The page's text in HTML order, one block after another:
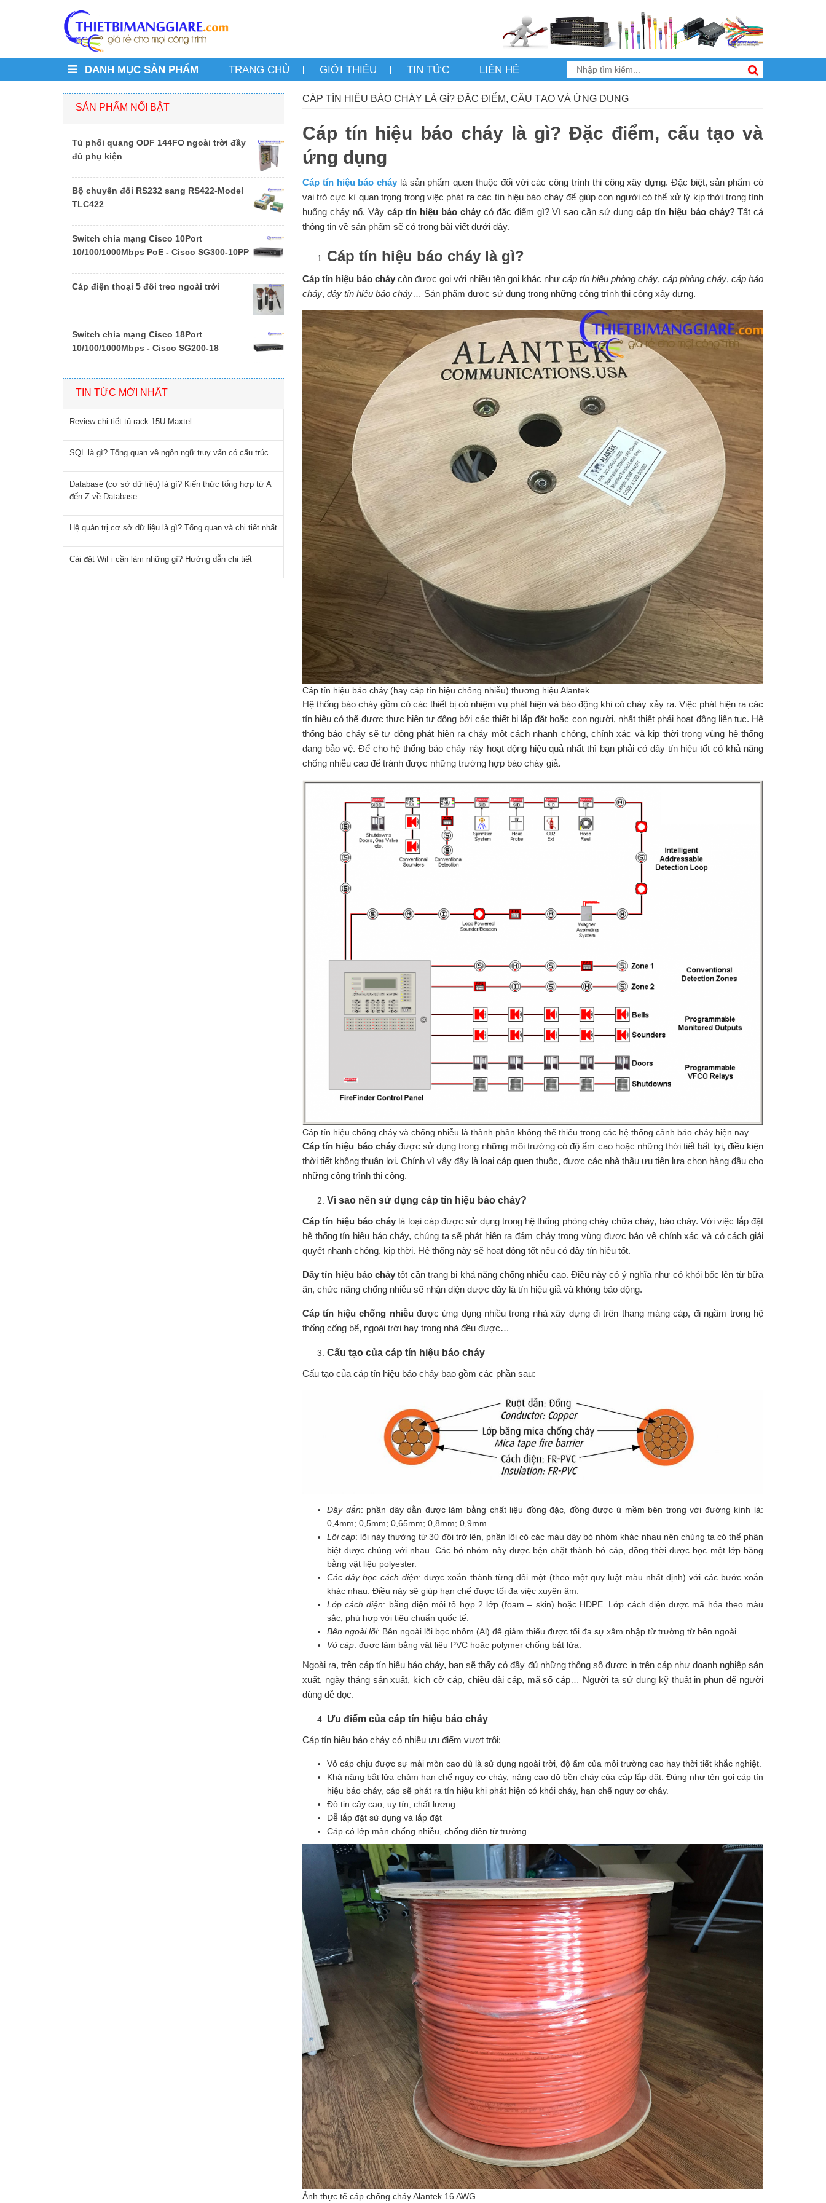
DANH MỤC SẢN PHẨM TRANG CHỦ GIỚI THIỆU TIN TỨC LIÊN HỆ
CÁP TÍN HIỆU BÁO CHÁY LÀ GÌ? ĐẶC ĐIỂM, CẤU TẠO VÀ ỨNG DỤNG
Cáp tín hiệu báo cháy là gì? Đặc điểm, cấu tạo và
ứng dụng
Cáp tín hiệu báo cháy là sản phẩm quen thuộc đối với các công trình thi công xây dựng. Đặc biệt, sản phẩm có
vai trò cực kì quan trọng trong việc phát ra các tín hiệu báo cháy để giúp con người có thể xử lý kịp thời trong tình
huống cháy nổ. Vậy cáp tín hiệu báo cháycó đặc điểm gì? Vì sao cần sử dụngcáp tín hiệu báo cháy? Tất cả
thông tin về sản phẩm sẽ có trong bài viết dưới đây.
Cáp tín hiệu báo cháy là gì?
Cáp tín hiệu báo cháycòn được gọi với nhiều tên gọi khác như cáp tín hiệu phòng cháy, cáp phòng cháy, cáp báo
cháy, dây tín hiệu báo cháy… Sản phẩm được sử dụng trong những công trình thi công xây dựng.
Cáp tín hiệu báo cháy (hay cáp tín hiệu chống nhiễu) thương hiệu Alantek
Hệ thống báo cháy gồm có các thiết bị có nhiệm vụ phát hiện và báo động khi có cháy xảy ra. Việc phát hiện ra các
tín hiệu có thể được thực hiện tự động bởi các thiết bị lắp đặt hoặc con người, nhất thiết phải hoạt động liên tục. Hệ
thống báo cháy sẽ tự động phát hiện ra cháy một cách nhanh chóng, chính xác và kịp thời trong vùng hệ thống
đang bảo vệ. Để cho hệ thống báo cháy này hoạt động hiệu quả nhất thì bạn phải có dây tín hiệu tốt có khả năng
chống nhiễu cao để tránh được những trường hợp báo cháy giả.
Cáp tín hiệu chống cháy và chống nhiễu là thành phần không thể thiếu trong các hệ thống cảnh báo cháy hiện nay
Cáp tín hiệu báo cháyđược sử dụng trong những môi trường có độ ẩm cao hoặc những thời tiết bất lợi, điều kiện
thời tiết không thuận lợi. Chính vì vậy đây là loại cáp quen thuộc, được các nhà thầu ưu tiên lựa chọn hàng đầu cho
những công trình thi công.
Vì sao nên sử dụng cáp tín hiệu báo cháy?
Cáp tín hiệu báo cháy là loại cáp được sử dụng trong hệ thống phòng cháy chữa cháy, báo cháy. Với việc lắp đặt
hệ thống tín hiệu báo cháy, chúng ta sẽ phát hiện ra đám cháy trong vùng được bảo vệ chính xác và có cách giải
quyết nhanh chóng, kịp thời. Hệ thống này sẽ hoạt động tốt nếu có dây tín hiệu tốt.
Dây tín hiệu báo cháy tốt cần trang bị khả năng chống nhiễu cao. Điều này có ý nghĩa như có khói bốc lên từ bữa
ăn, chức năng chống nhiễu sẽ nhận diện được đây là tín hiệu giả và không báo động.
Cáp tín hiệu chống nhiễuđược ứng dụng nhiều trong nhà xây dựng đi trên thang máng cáp, đi ngầm trong hệ
thống cống bể, ngoài trời hay trong nhà đều được…
Cấu tạo của cáp tín hiệu báo cháy
Cấu tạo của cáp tín hiệu báo cháy bao gồm các phần sau:
Dây dẫn: phần dây dẫn được làm bằng chất liệu đồng đặc, đồng được ủ mềm bên trong với đường kính là:
0,4mm; 0,5mm; 0,65mm; 0,8mm; 0,9mm.
Lõi cáp: lõi này thường từ 30 đôi trở lên, phần lõi có các màu dây bó nhóm khác nhau nên chúng ta có thể phân
biệt được chúng với nhau. Các bó nhóm này được bện chặt thành bó cáp, đồng thời được bọc một lớp băng
bằng vật liệu polyester.
Các dây bọc cách điện: được xoắn thành từng đôi một (theo một quy luật màu nhất định) với các bước xoắn
khác nhau. Điều này sẽ giúp hạn chế được tối đa việc xuyên âm.
Lớp cách điện: bằng điện môi tổ hợp 2 lớp (foam – skin) hoặc HDPE. Lớp cách điện được mã hóa theo màu
sắc, phù hợp với tiêu chuẩn quốc tế.
Bên ngoài lõi: Bên ngoài lõi bọc nhôm (Al) để giảm thiểu được tối đa sự xâm nhập từ trường từ bên ngoài.
Vỏ cáp: được làm bằng vật liệu PVC hoặc polymer chống bắt lửa.
Ngoài ra, trên cáp tín hiệu báo cháy, bạn sẽ thấy có đầy đủ những thông số được in trên cáp như doanh nghiệp sản
xuất, ngày tháng sản xuất, kích cỡ cáp, chiều dài cáp, mã số cáp… Người ta sử dụng kỹ thuật in phun để người
dùng dễ đọc.
Ưu điểm của cáp tín hiệu báo cháy
Cáp tín hiệu báo cháy có nhiều ưu điểm vượt trội:
Vỏ cáp chịu được sự mài mòn cao dù là sử dụng ngoài trời, độ ẩm của môi trường cao hay thời tiết khắc nghiệt.
Khả năng bắt lửa chậm hạn chế nguy cơ cháy, nâng cao độ bền cháy của cáp lắp đặt. Đúng như tên gọi cáp tín
hiệu báo cháy, cáp sẽ phát ra tín hiệu khi phát hiện có khói cháy, hạn chế nguy cơ cháy.
Độ tin cậy cao, uy tín, chất lượng
Dễ lắp đặt sử dụng và lắp đặt
Cáp có lớp màn chống nhiễu, chống điện từ trường
Ảnh thực tế cáp chống cháy Alantek 16 AWG
SẢN PHẨM NỔI BẬT
Tủ phối quang ODF 144FO ngoài trời đầy
đủ phụ kiện
Bộ chuyển đổi RS232 sang RS422-Model
TLC422
Switch chia mạng Cisco 10Port
10/100/1000Mbps PoE - Cisco SG300-10PP
Cáp điện thoại 5 đôi treo ngoài trời
Switch chia mạng Cisco 18Port
10/100/1000Mbps - Cisco SG200-18
TIN TỨC MỚI NHẤT
Review chi tiết tủ rack 15U Maxtel
SQL là gì? Tổng quan về ngôn ngữ truy vấn có cấu trúc
Database (cơ sở dữ liệu) là gì? Kiến thức tổng hợp từ A
đến Z về Database
Hệ quản trị cơ sở dữ liệu là gì? Tổng quan và chi tiết nhất
Cài đặt WiFi cần làm những gì? Hướng dẫn chi tiết